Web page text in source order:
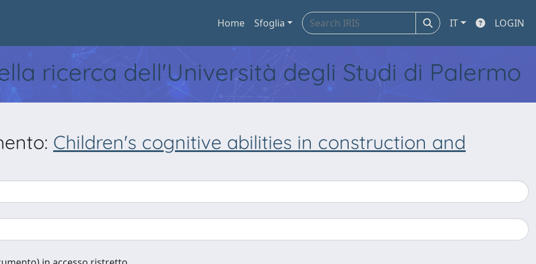
Home Sfoglia IT LOGIN
ricerca dell'Università degli Studi di Palermo
Children's cognitive abilities in construction and